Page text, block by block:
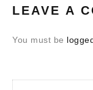
LEAVE A
You must be